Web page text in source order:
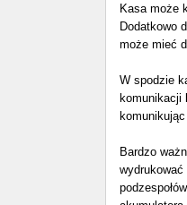
Kasa może
Dodatkowo
może mieć
W spodzie
komunikacji
Bardzo